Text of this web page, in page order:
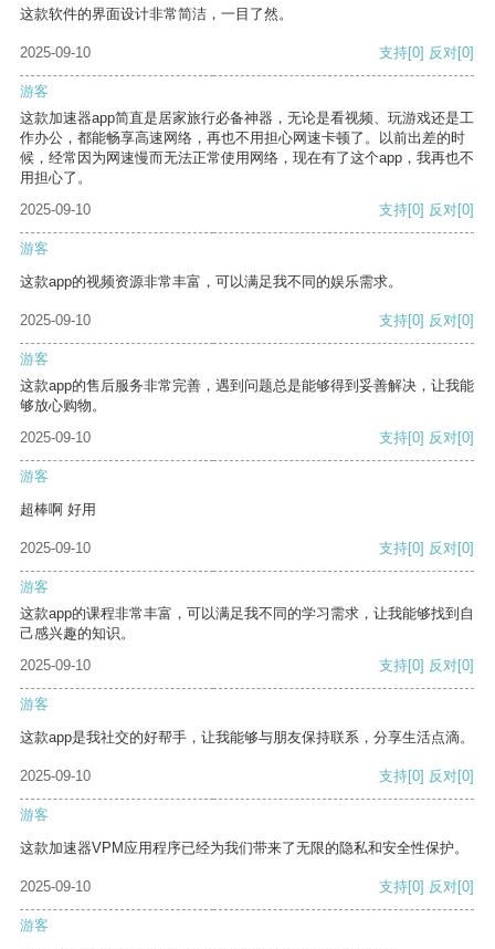
这款软件的界面设计非常简洁，一目了然。
2025-09-10 支持[0] 反对[0]
游客
这款加速器app简直是居家旅行必备神器，无论是看视频、玩游戏还是工
作办公，都能畅享高速网络，再也不用担心网速卡顿了。以前出差的时
候，经常因为网速慢而无法正常使用网络，现在有了这个app，我再也不
用担心了。
2025-09-10
支持[0] 反对[0]
游客
这款app的视频资源非常丰富，可以满足我不同的娱乐需求。
2025-09-10 支持[0] 反对[0]
游客
这款app的售后服务非常完善，遇到问题总是能够得到妥善解决，让我能
够放心购物。
2025-09-10
支持[0] 反对[0]
游客
超棒啊 好用
2025-09-10 支持[0] 反对[0]
游客
这款app的课程非常丰富，可以满足我不同的学习需求，让我能够找到自
己感兴趣的知识。
2025-09-10
支持[0] 反对[0]
游客
这款app是我社交的好帮手，让我能够与朋友保持联系，分享生活点滴。
2025-09-10 支持[0] 反对[0]
游客
这款加速器VPM应用程序已经为我们带来了无限的隐私和安全性保护。
2025-09-10 支持[0] 反对[0]
游客